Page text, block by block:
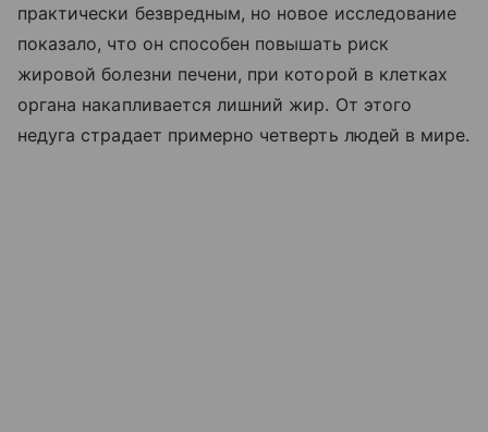
практически безвредным, но новое исследование
показало, что он способен повышать риск
жировой болезни печени, при которой в клетках
органа накапливается лишний жир. От этого
недуга страдает примерно четверть людей в мире.